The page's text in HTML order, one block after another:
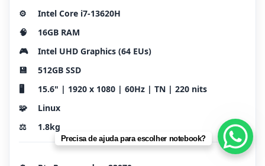
⚙️
Intel Core i7-13620H
🧠
16GB RAM
🎮
Intel UHD Graphics (64 EUs)
💾
512GB SSD
🖥️
15.6" | 1920 x 1080 | 60Hz | TN | 220 nits
🧩
Linux
⚖️
1.8kg
Precisa de ajuda para escolher notebook?